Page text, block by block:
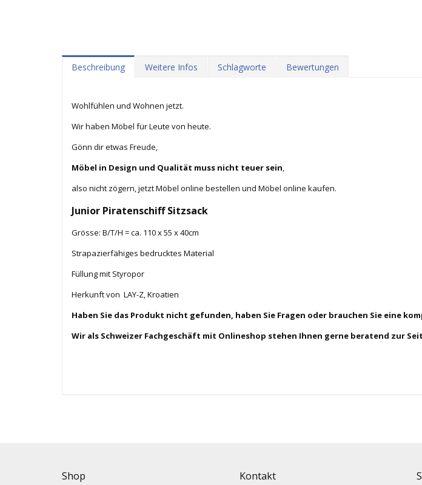
Beschreibung Weitere Infos Schlagworte Bewertungen
Wohlfühlen und Wohnen jetzt.
Wir haben Möbel für Leute von heute.
Gönn dir etwas Freude,
Möbel in Design und Qualität muss nicht teuer sein,
also nicht zögern, jetzt Möbel online bestellen und Möbel online kaufen.
Junior Piratenschiff Sitzsack
Grösse: B/T/H = ca. 110 x 55 x 40cm
Strapazierfähiges bedrucktes Material
Füllung mit Styropor
Herkunft von LAY-Z, Kroatien
Haben Sie das Produkt nicht gefunden, haben Sie Fragen oder brauchen Sie eine
Wir als Schweizer Fachgeschäft mit Onlineshop stehen Ihnen gerne beratend zur
Shop Kontakt